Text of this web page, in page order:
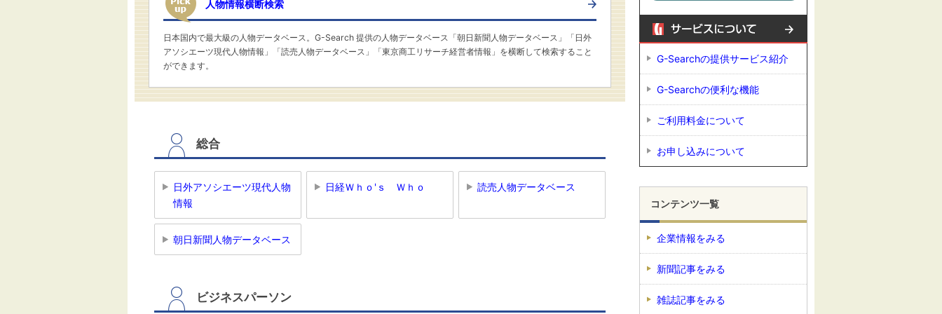
人物情報横断検索
日本国内で最大級の人物データベース。G-Search 提供の人物データベース「朝日新聞人物データベース」「日外
アソシエーツ現代人物情報」「読売人物データベース」「東京商工リサーチ経営者情報」を横断して検索すること
ができます。
総合
日外アソシエーツ現代人物
情報
日経Ｗｈｏ'ｓ Ｗｈｏ 読売人物データベース
朝日新聞人物データベース
ビジネスパーソン
G-Searchの提供サービス紹介
G-Searchの便利な機能
ご利用料金について
お申し込みについて
コンテンツ一覧
企業情報をみる
新聞記事をみる
雑誌記事をみる